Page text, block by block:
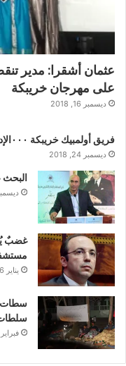
عثمان أشقرا: مدير
على مهرجان خريبكة
ديسمبر 16, 2018
فريق أولمبيك خريبكة ٠٠٠الإدمان على الهزيمة
ديسمبر 24, 2018
البحث
ديسمبر 15,
غضبٌ
يناير 16, 2019
سلطات
فبراير 10, 2019